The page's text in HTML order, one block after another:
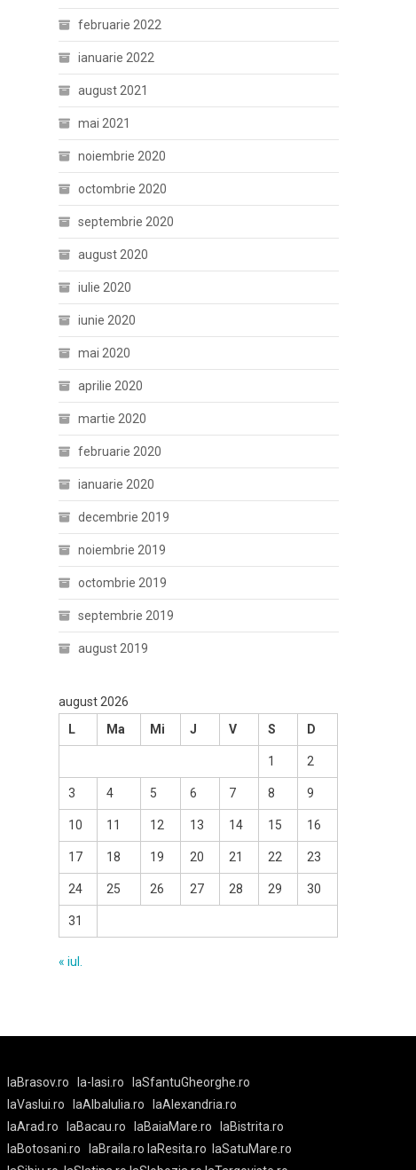
februarie 2022
ianuarie 2022
august 2021
mai 2021
noiembrie 2020
octombrie 2020
septembrie 2020
august 2020
iulie 2020
iunie 2020
mai 2020
aprilie 2020
martie 2020
februarie 2020
ianuarie 2020
decembrie 2019
noiembrie 2019
octombrie 2019
septembrie 2019
august 2019
august 2026
L
Ma Mi J V S D
1 2
3 4 5 6 7 8 9
10 11 12 13 14 15 16
17 18 19 20 21 22 23
24 25 26 27 28 29 30
31
« iul.
laBrasov.ro la-Iasi.ro
laSfantuGheorghe.ro
laVaslui.ro
laAlbaIulia.ro
laAlexandria.ro
laArad.ro
laBacau.ro laBaiaMare.ro
laBistrita.ro
laBotosani.ro
laBraila.ro laResita.ro
laSatuMare.ro